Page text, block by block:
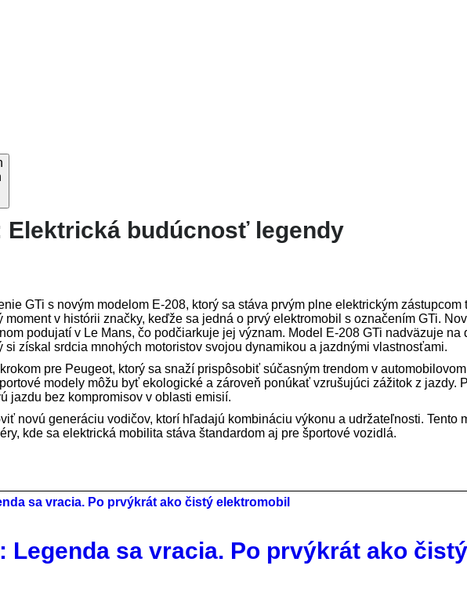
Elektrická budúcnosť legendy
GTi s novým modelom E-208, ktorý sa stáva prvým plne elektrickým zástupcom
moment v histórii značky, keďže sa jedná o prvý elektromobil s označením GTi.
podujatí v Le Mans, čo podčiarkuje jej význam. Model E-208 GTi nadväzuje na
si získal srdcia mnohých motoristov svojou dynamikou a jazdnými vlastnosťami.
pre Peugeot, ktorý sa snaží prispôsobiť súčasným trendom v
modely môžu byť ekologické a zároveň ponúkať vzrušujúci zážitok z jazdy.
jazdu bez kompromisov v oblasti emisií.
novú generáciu vodičov, ktorí hľadajú kombináciu výkonu a udržateľnosti. Tento
kde sa elektrická mobilita stáva štandardom aj pre športové vozidlá.
Legenda sa vracia. Po prvýkrát ako čistý